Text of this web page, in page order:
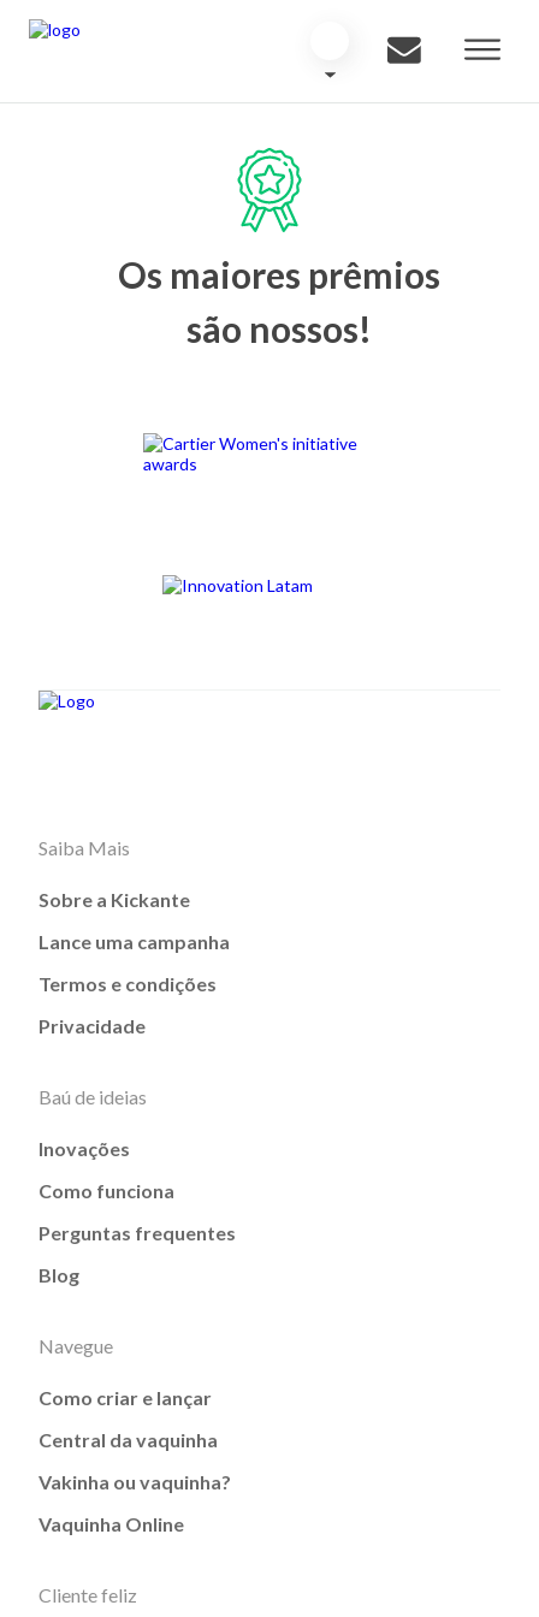
Os maiores prêmios
são nossos!
Saiba Mais
Sobre a Kickante
Lance uma campanha
Termos e condições
Privacidade
Baú de ideias
Inovações
Como funciona
Perguntas frequentes
Blog
Navegue
Como criar e lançar
Central da vaquinha
Vakinha ou vaquinha?
Vaquinha Online
Cliente feliz